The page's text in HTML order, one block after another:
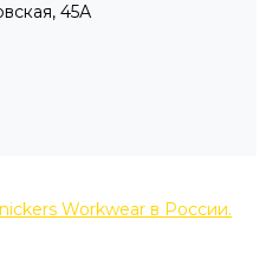
45А
Workwear в России.